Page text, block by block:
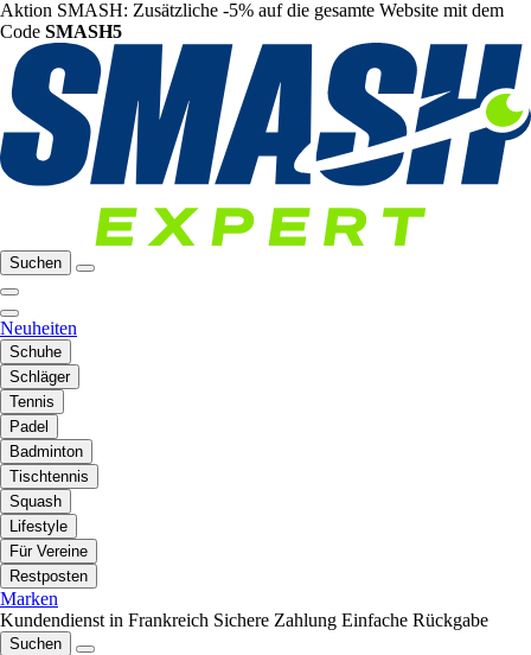
Aktion SMASH: Zusätzliche -5% auf die gesamte Website mit dem
Code SMASH5
Suchen
Neuheiten
Schuhe
Schläger
Tennis
Padel
Badminton
Tischtennis
Squash
Lifestyle
Für Vereine
Restposten
Marken
Kundendienst in Frankreich Sichere Zahlung Einfache Rückgabe
Suchen